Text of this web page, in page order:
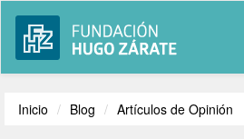
Inicio Blog Artículos de Opinión